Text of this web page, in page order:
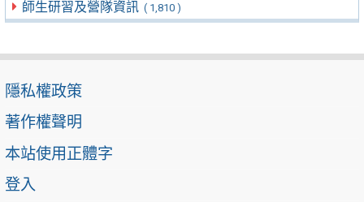
師生研習及營隊資訊 ( 1,810 )
隱私權政策
著作權聲明
本站使用正體字
登入